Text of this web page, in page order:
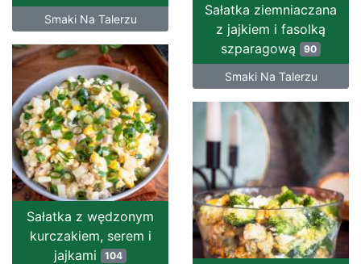
Smaki Na Talerzu
Sałatka ziemniaczana
z jajkiem i fasolką
szparagową 90
Smaki Na Talerzu
Sałatka z wędzonym
kurczakiem, serem i
jajkami 104